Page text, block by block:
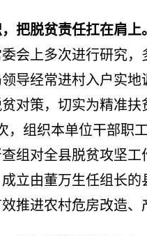
把脱贫责任扛在肩上。
会上多次进行研究
导经常进村入户实
对策，切实为精准扶
，组织本单位干部职
组对全县脱贫攻坚
立由董万生任组长
推进农村危房改造、